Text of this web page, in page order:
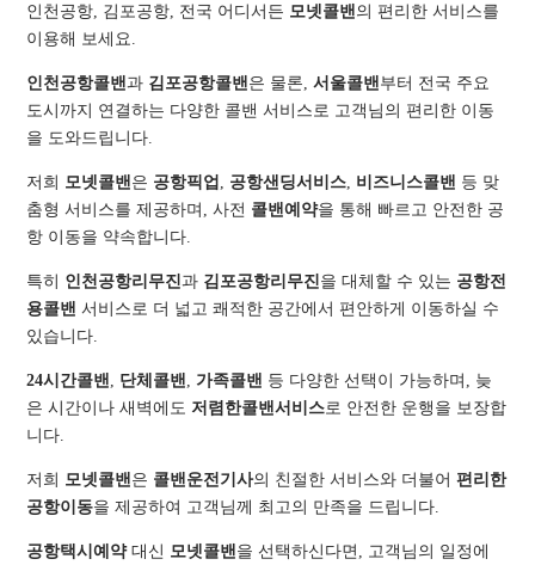
인천공항, 김포공항, 전국 어디서든 모넷콜밴 의 편리한 서비스를
이용해 보세요.
인천공항콜밴과 김포공항콜밴 은 물론,서울콜밴 부터 전국 주요
도시까지 연결하는 다양한 콜밴 서비스로 고객님의 편리한 이동
을 도와드립니다.
저희 모넷콜밴 은 공항픽업 공항샌딩서비스 비즈니스콜밴 등 맞
춤형 서비스를 제공하며, 사전 콜밴예약을 통해 빠르고 안전한 공
항 이동을 약속합니다.
특히 인천공항리무진과 김포공항리무진 을 대체할 수 있는 공항전
용콜밴 서비스로 더 넓고 쾌적한 공간에서 편안하게 이동하실 수
있습니다.
24시간콜밴 단체콜밴 가족콜밴 등 다양한 선택이 가능하며, 늦
은 시간이나 새벽에도 저렴한콜밴서비스로 안전한 운행을 보장합
니다.
저희 모넷콜밴 은 콜밴운전기사의 친절한 서비스와 더불어편리한
공항이동을 제공하여 고객님께 최고의 만족을 드립니다.
공항택시예약대신 모넷콜밴 을 선택하신다면, 고객님의 일정에